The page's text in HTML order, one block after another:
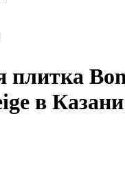
плитка
в Казани